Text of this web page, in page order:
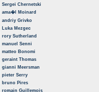
Sergei Chernetski
ama�l Moinard
andriy Grivko
Luka Mezgec
rory Sutherland
manuel Senni
matteo Bonomi
geraint Thomas
gianni Meersman
pieter Serry
bruno Pires
romain Guillemois